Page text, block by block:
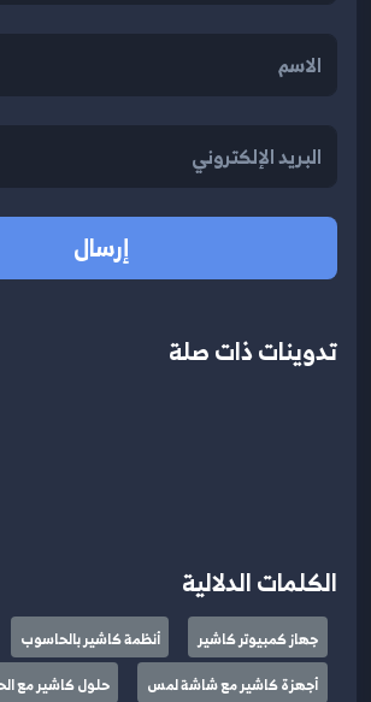
إرسال
تدوينات ذات صلة
الكلمات الدلالية
جهاز كمبيوتر كاشير
أنظمة كاشير بالحاسوب
أجهزة كاشير مع شاشة لمس
حلول كاشير مع